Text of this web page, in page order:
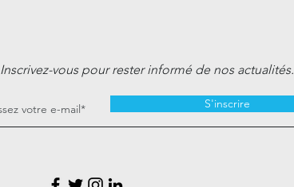
Inscrivez-vous pour rester informé de nos actualités.
S'inscrire